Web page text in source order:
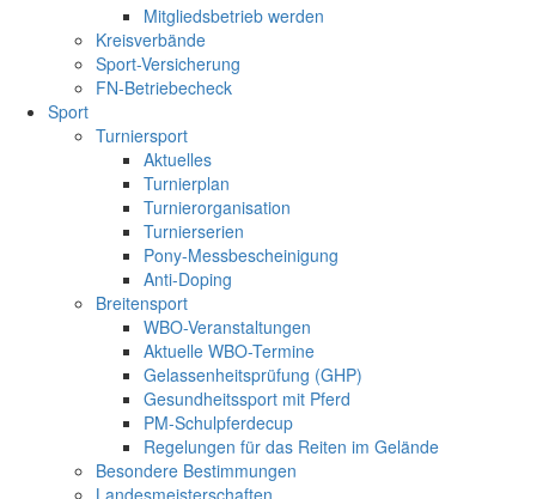
Mitgliedsbetrieb werden
Kreisverbände
Sport-Versicherung
FN-Betriebecheck
Sport
Turniersport
Aktuelles
Turnierplan
Turnierorganisation
Turnierserien
Pony-Messbescheinigung
Anti-Doping
Breitensport
WBO-Veranstaltungen
Aktuelle WBO-Termine
Gelassenheitsprüfung (GHP)
Gesundheitssport mit Pferd
PM-Schulpferdecup
Regelungen für das Reiten im Gelände
Besondere Bestimmungen
Landesmeisterschaften